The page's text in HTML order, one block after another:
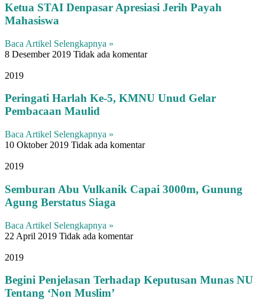
Ketua STAI Denpasar Apresiasi Jerih Payah
Mahasiswa
Baca Artikel Selengkapnya »
8 Desember 2019 Tidak ada komentar
2019
Peringati Harlah Ke-5, KMNU Unud Gelar
Pembacaan Maulid
Baca Artikel Selengkapnya »
10 Oktober 2019 Tidak ada komentar
2019
Semburan Abu Vulkanik Capai 3000m, Gunung
Agung Berstatus Siaga
Baca Artikel Selengkapnya »
22 April 2019 Tidak ada komentar
2019
Begini Penjelasan Terhadap Keputusan Munas NU
Tentang ‘Non Muslim’